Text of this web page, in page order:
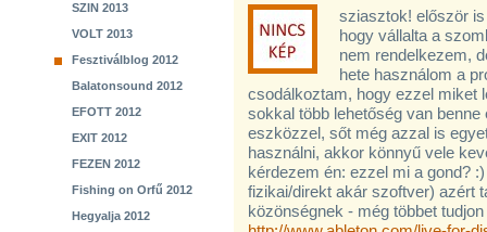
SZIN 2013
VOLT 2013
Fesztiválblog 2012
Balatonsound 2012
EFOTT 2012
EXIT 2012
FEZEN 2012
Fishing on Orfű 2012
Hegyalja 2012
sziasztok! először
hogy vállalta a
nem rendelkezem,
hete használom a
csodálkoztam, hogy ezzel miket
sokkal több lehetőség van
eszközzel, sőt még azzal is
használni, akkor könnyű vele
kérdezem én: ezzel mi a gond?
fizikai/direkt akár szoftver) azért
közönségnek - még többet